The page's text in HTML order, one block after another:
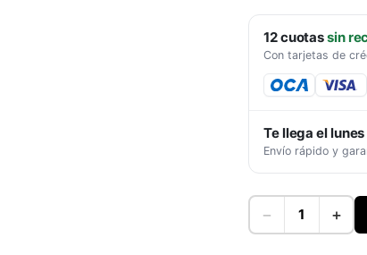
12cuotassin
Con tarjetas de
Te llega el
Envío rápido y
− +